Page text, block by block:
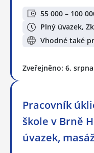
55 000 – 100
Plný úvazek,
Vhodné také
Zveřejněno: 6. srpna
Pracovník
škole v Brně
úvazek,